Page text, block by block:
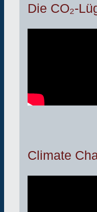
Die CO₂-
Climate